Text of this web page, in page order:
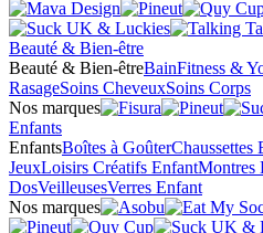
Beauté & Bien-être
Beauté & Bien-êtreBainFitness &
RasageSoins CheveuxSoins Corps
Nos marques
Enfants
EnfantsBoîtes à GoûterChaussettes
JeuxLoisirs Créatifs EnfantMontres
DosVeilleusesVerres Enfant
Nos marques